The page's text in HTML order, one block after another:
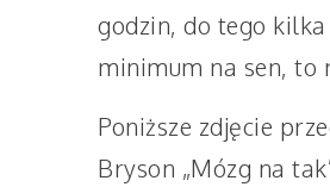
godzin, do tego
minimum na sen, to
Poniższe zdjęcie
Bryson „Mózg na